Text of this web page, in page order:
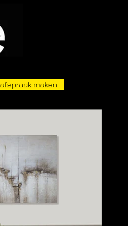
afspraak maken